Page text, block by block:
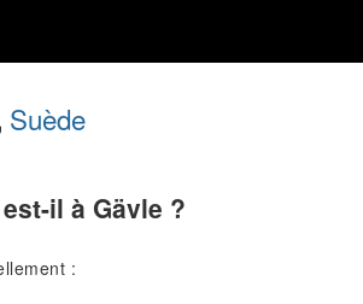
Suède
il à Gävle ?
: